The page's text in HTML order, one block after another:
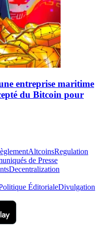
entreprise maritime
du Bitcoin pour
AltcoinsRegulation
de Presse
Decentralization
ÉditorialeDivulgation